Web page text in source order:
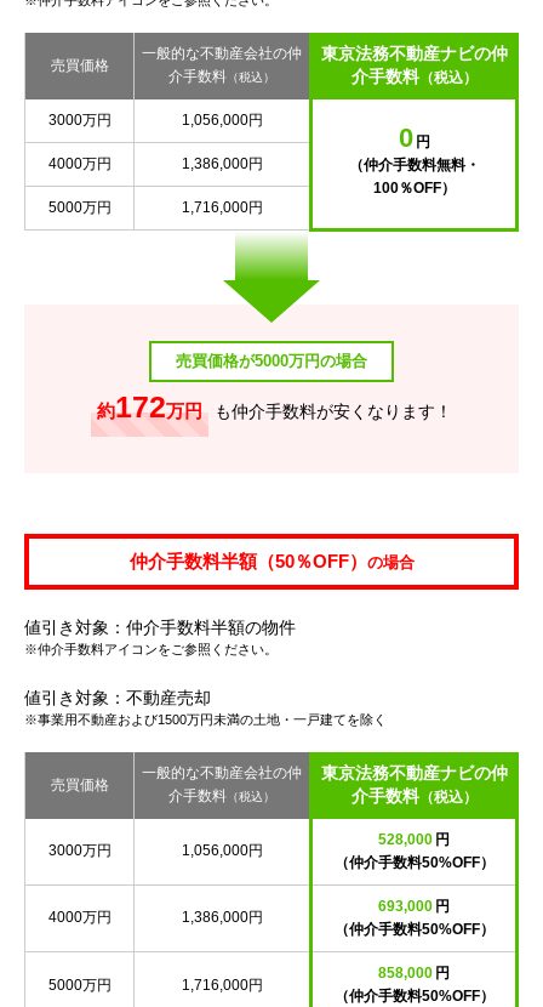
売買価格
一般的な不動産会社の仲
介手数料 （税込）
東京法務不動産ナビの仲
介手数料（税込）
3000万円 1,056,000円
0 円
（仲介手数料無料・
100％OFF）
4000万円 1,386,000円
5000万円 1,716,000円
売買価格が5000万円の場合
約172万円 も仲介手数料が安くなります！
仲介手数料半額（50％OFF） の場合
値引き対象：仲介手数料半額の物件
※仲介手数料アイコンをご参照ください。
値引き対象：不動産売却
※事業用不動産および1500万円未満の土地・一戸建てを除く
売買価格
一般的な不動産会社の仲
介手数料 （税込）
東京法務不動産ナビの仲
介手数料（税込）
3000万円 1,056,000円
528,000 円
（仲介手数料50%OFF）
4000万円 1,386,000円
693,000 円
（仲介手数料50%OFF）
5000万円 1,716,000円
858,000 円
（仲介手数料50%OFF）